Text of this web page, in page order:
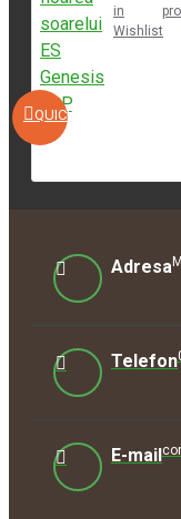
QUICKVIEW
in
Wishlist
Adresa
Telefon
E-mail